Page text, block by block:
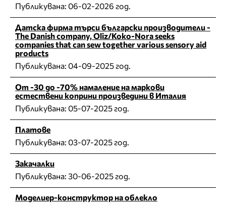
Публикувана: 06-02-2026 год.
Датска фирма търси български производители -
The Danish company, Oliz/Koko-Nora seeks
companies that can sew together various sensory aid
products
Публикувана: 04-09-2025 год.
От -30 до -70% намаление на маркови
естествени коприни произведини в Италия
Публикувана: 05-07-2025 год.
Платове
Публикувана: 03-07-2025 год.
Закачалки
Публикувана: 30-06-2025 год.
Моделиер-конструктор на облекло